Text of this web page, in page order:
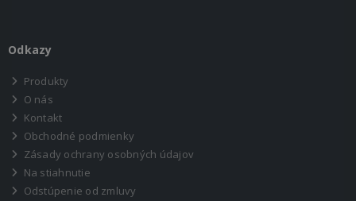
Odkazy
Produkty
O nás
Kontakt
Obchodné podmienky
Zásady ochrany osobných údajov
Na stiahnutie
Odstúpenie od zmluvy